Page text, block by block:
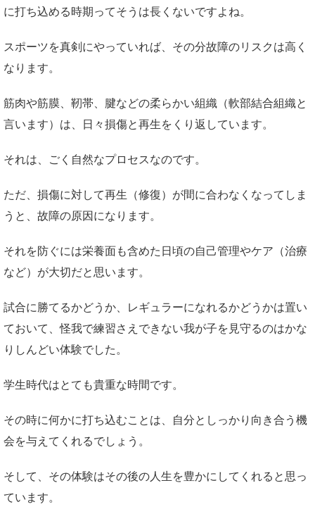
に打ち込める時期ってそうは長くないですよね。
スポーツを真剣にやっていれば、その分故障のリスクは高く
なります。
筋肉や筋膜、靭帯、腱などの柔らかい組織（軟部結合組織と
言います）は、日々損傷と再生をくり返しています。
それは、ごく自然なプロセスなのです。
ただ、損傷に対して再生（修復）が間に合わなくなってしま
うと、故障の原因になります。
それを防ぐには栄養面も含めた日頃の自己管理やケア（治療
など）が大切だと思います。
試合に勝てるかどうか、レギュラーになれるかどうかは置い
ておいて、怪我で練習さえできない我が子を見守るのはかな
りしんどい体験でした。
学生時代はとても貴重な時間です。
その時に何かに打ち込むことは、自分としっかり向き合う機
会を与えてくれるでしょう。
そして、その体験はその後の人生を豊かにしてくれると思っ
ています。